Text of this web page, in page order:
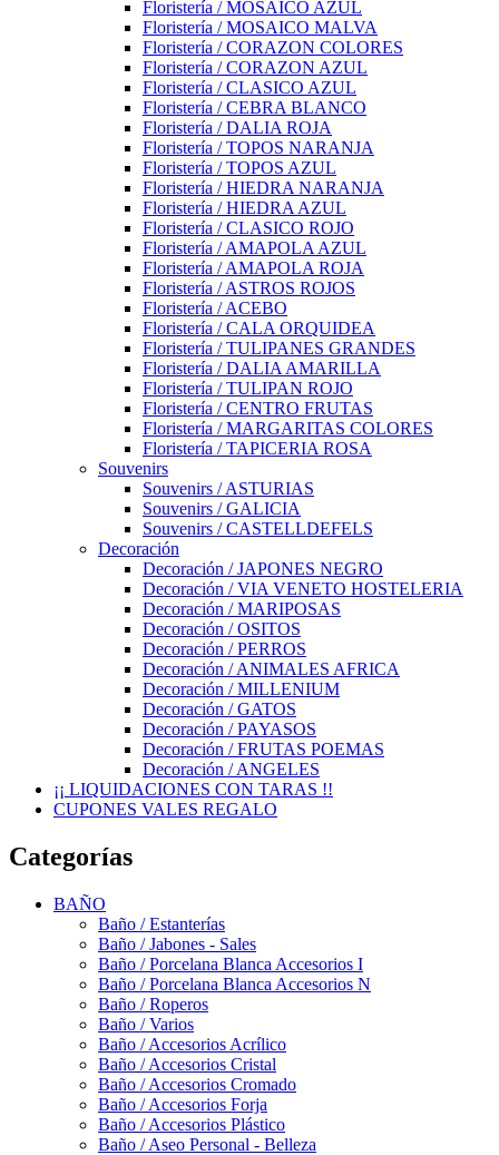
Floristería / MOSAICO AZUL
Floristería / MOSAICO MALVA
Floristería / CORAZON COLORES
Floristería / CORAZON AZUL
Floristería / CLASICO AZUL
Floristería / CEBRA BLANCO
Floristería / DALIA ROJA
Floristería / TOPOS NARANJA
Floristería / TOPOS AZUL
Floristería / HIEDRA NARANJA
Floristería / HIEDRA AZUL
Floristería / CLASICO ROJO
Floristería / AMAPOLA AZUL
Floristería / AMAPOLA ROJA
Floristería / ASTROS ROJOS
Floristería / ACEBO
Floristería / CALA ORQUIDEA
Floristería / TULIPANES GRANDES
Floristería / DALIA AMARILLA
Floristería / TULIPAN ROJO
Floristería / CENTRO FRUTAS
Floristería / MARGARITAS COLORES
Floristería / TAPICERIA ROSA
Souvenirs
Souvenirs / ASTURIAS
Souvenirs / GALICIA
Souvenirs / CASTELLDEFELS
Decoración
Decoración / JAPONES NEGRO
Decoración / VIA VENETO HOSTELERIA
Decoración / MARIPOSAS
Decoración / OSITOS
Decoración / PERROS
Decoración / ANIMALES AFRICA
Decoración / MILLENIUM
Decoración / GATOS
Decoración / PAYASOS
Decoración / FRUTAS POEMAS
Decoración / ANGELES
¡¡ LIQUIDACIONES CON TARAS !!
CUPONES VALES REGALO
Categorías
BAÑO
Baño / Estanterías
Baño / Jabones - Sales
Baño / Porcelana Blanca Accesorios I
Baño / Porcelana Blanca Accesorios N
Baño / Roperos
Baño / Varios
Baño / Accesorios Acrílico
Baño / Accesorios Cristal
Baño / Accesorios Cromado
Baño / Accesorios Forja
Baño / Accesorios Plástico
Baño / Aseo Personal - Belleza